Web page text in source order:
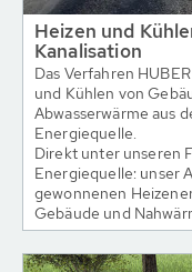
Heizen und
Kanalisation
Das Verfahren
und Kühlen von
Abwasserwärme aus
Energiequelle.
Direkt unter unseren
Energiequelle: unser
gewonnenen
Gebäude und